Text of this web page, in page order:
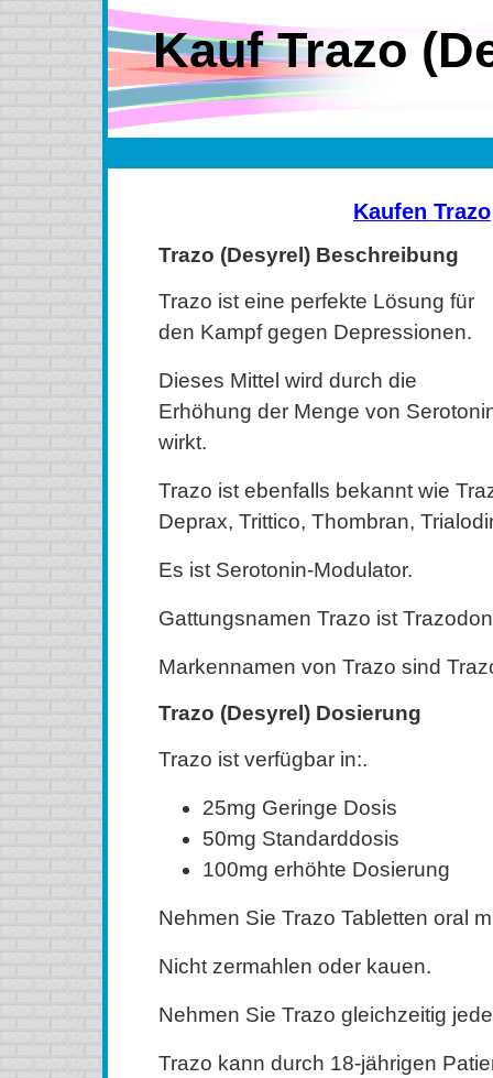
Kauf Trazo
Kaufen Trazo
Trazo (Desyrel) Beschreibung
Trazo ist eine perfekte Lösung für
den Kampf gegen Depressionen.
Dieses Mittel wird durch die
Erhöhung der Menge von
wirkt.
Trazo ist ebenfalls bekannt wie
Deprax, Trittico, Thombran,
Es ist Serotonin-Modulator.
Gattungsnamen Trazo ist
Markennamen von Trazo sind
Trazo (Desyrel) Dosierung
Trazo ist verfügbar in:.
25mg Geringe Dosis
50mg Standarddosis
100mg erhöhte Dosierung
Nehmen Sie Trazo Tabletten oral
Nicht zermahlen oder kauen.
Nehmen Sie Trazo gleichzeitig
Trazo kann durch 18-jährigen